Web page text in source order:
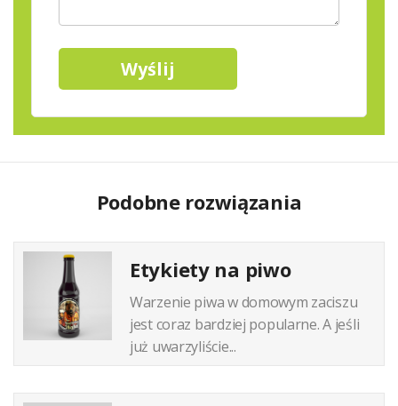
Podobne rozwiązania
Etykiety na piwo
Warzenie piwa w domowym zaciszu
jest coraz bardziej popularne. A jeśli
już uwarzyliście...